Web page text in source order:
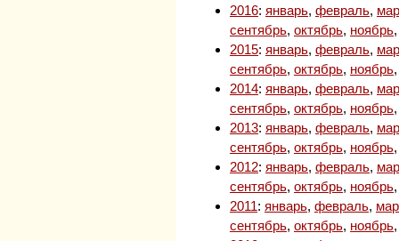
2016: январь, февраль,
сентябрь, октябрь, ноябрь
2015: январь, февраль,
сентябрь, октябрь, ноябрь
2014: январь, февраль,
сентябрь, октябрь, ноябрь
2013: январь, февраль,
сентябрь, октябрь, ноябрь
2012: январь, февраль,
сентябрь, октябрь, ноябрь
2011: январь, февраль,
сентябрь, октябрь, ноябрь